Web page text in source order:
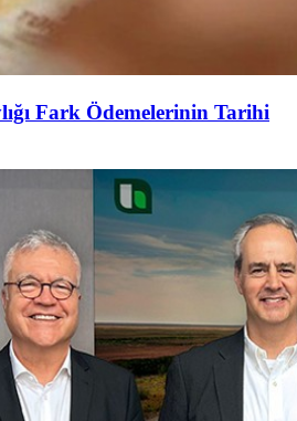
Fark Ödemelerinin Tarihi